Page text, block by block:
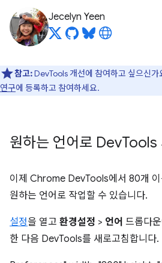
Jecelyn Yeen
참고:DevTools 개선에 참여하고 싶으신가
연구에 등록하고 참여하세요.
원하는 언어로 DevTools
이제 Chrome DevTools에서 80개 이
원하는 언어로 작업할 수 있습니다.
설정을 열고 환경설정 > 언어 드롭다
한 다음 DevTools를 새로고침합니다.